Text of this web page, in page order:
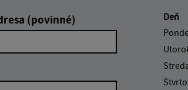
(povinné) Deň